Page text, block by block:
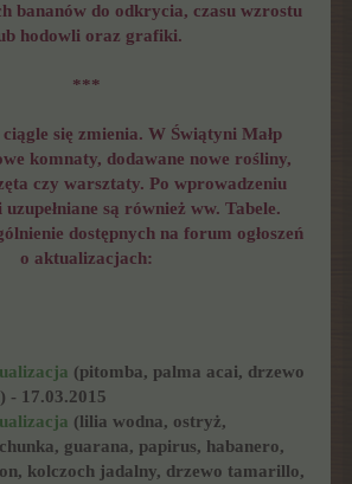
bananów do odkrycia, czasu wzrostu
hodowli oraz grafiki.
***
się zmienia. W Świątyni Małp
komnaty, dodawane nowe rośliny,
czy warsztaty. Po wprowadzeniu
są również ww. Tabele.
dostępnych na forum ogłoszeń
o aktualizacjach:
(pitomba, palma acai, drzewo
- 17.03.2015
(lilia wodna, ostryż,
guarana, papirus, habanero,
kolczoch jadalny, drzewo tamarillo,